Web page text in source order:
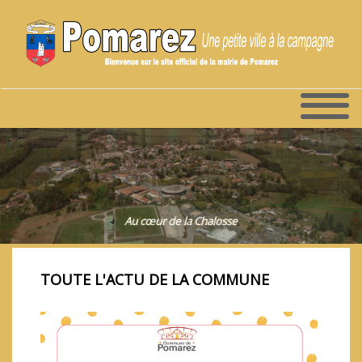
Au cœur de la Chalosse
Fière de ses traditions
TOUTE L'ACTU DE LA COMMUNE